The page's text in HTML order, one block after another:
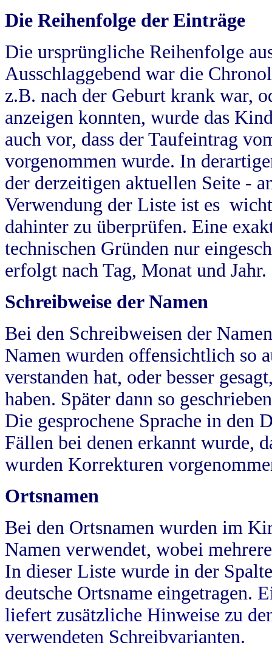
Die Reihenfolge der Einträge
Die ursprüngliche Reihenfolge
Ausschlaggebend war die
z.B. nach der Geburt krank war,
anzeigen konnten, wurde das
auch vor, dass der Taufeintrag
vorgenommen wurde. In
der derzeitigen aktuellen Seite -
Verwendung der Liste ist es
dahinter zu überprüfen. Eine
technischen Gründen nur
erfolgt nach Tag, Monat und Jahr.
Schreibweise der Namen
Bei den Schreibweisen der
Namen wurden offensichtlich so
verstanden hat, oder besser
haben. Später dann so
Die gesprochene Sprache in
Fällen bei denen erkannt wurde,
wurden Korrekturen
Ortsnamen
Bei den Ortsnamen wurden im
Namen verwendet, wobei
In dieser Liste wurde in der
deutsche Ortsname eingetragen.
liefert zusätzliche Hinweise zu
verwendeten Schreibvarianten.